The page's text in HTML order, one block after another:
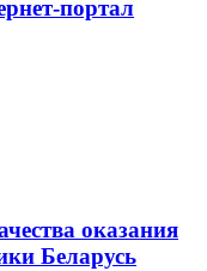
портал
оказания
Беларусь